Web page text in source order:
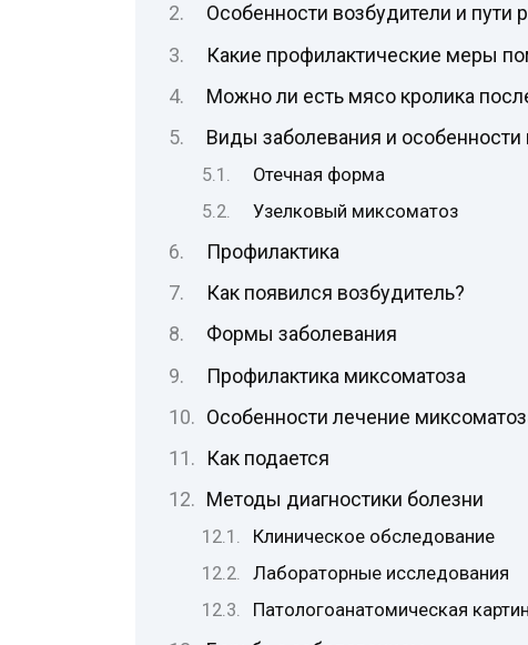
Особенности возбудители и пути
Какие профилактические меры
Можно ли есть мясо кролика
Виды заболевания и особенности
Отечная форма
Узелковый миксоматоз
Профилактика
Как появился возбудитель?
Формы заболевания
Профилактика миксоматоза
Особенности лечение
Как подается
Методы диагностики болезни
Клиническое обследование
Лабораторные исследования
Патологоанатомическая